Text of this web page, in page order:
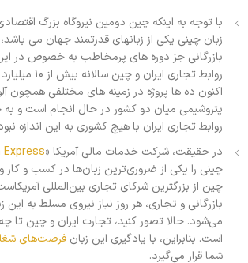
با توجه به اینکه چین دومین نیروگاه بزرگ
زبان چینی یکی از زبانهای قدرتمند جهان می
بازرگانی جز دوره های پرمخاطب به خصوص در
روابط تجاری
اکنون ده ها پروژه در زمینه های مختلفی همچون
پتروشیمی میان دو کشور در حال انجام است و
روابط تجاری ایران با هیچ کشوری به این اندازه
در حقیقت، شرکت خدمات مالی آمریکا «
چینی را یکی از ضروری‌ترین زبان‌ها در کسب و کار
چین از بزرگترین شرکای تجاری بین‌المللی
بازرگانی و تجاری، هر روز نیاز نیروی مسلط به این
می‌شود. حالا تصور کنید، تجارت ایران و چین تا
است. بنابراین، با یادگیری این زبان فرصت‌های
شما قرار می‌گیرد.